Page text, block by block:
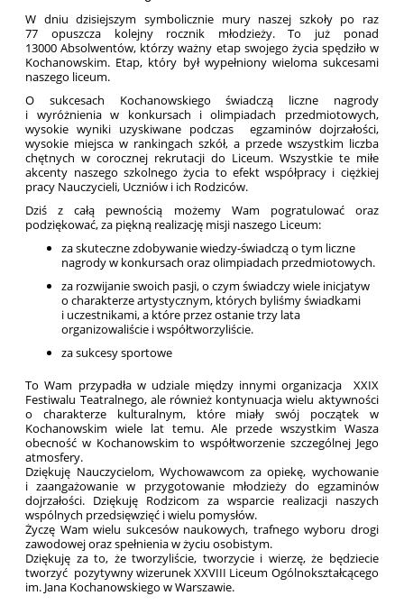
W dniu dzisiejszym symbolicznie mury naszej szkoły po raz
77 opuszcza kolejny rocznik młodzieży. To już ponad
13000 Absolwentów, którzy ważny etap swojego życia spędziło w
Kochanowskim. Etap, który był wypełniony wieloma sukcesami
naszego liceum.
O sukcesach Kochanowskiego świadczą liczne nagrody
i wyróżnienia w konkursach i olimpiadach przedmiotowych,
wysokie wyniki uzyskiwane podczas egzaminów dojrzałości,
wysokie miejsca w rankingach szkół, a przede wszystkim liczba
chętnych w corocznej rekrutacji do Liceum. Wszystkie te miłe
akcenty naszego szkolnego życia to efekt współpracy i ciężkiej
pracy Nauczycieli, Uczniów i ich Rodziców.
Dziś z całą pewnością możemy Wam pogratulować oraz
podziękować, za piękną realizację misji naszego Liceum:
za skuteczne zdobywanie wiedzy-świadczą o tym liczne
nagrody w konkursach oraz olimpiadach przedmiotowych.
za rozwijanie swoich pasji, o czym świadczy wiele inicjatyw
o charakterze artystycznym, których byliśmy świadkami
i uczestnikami, a które przez ostanie trzy lata
organizowaliście i współtworzyliście.
za sukcesy sportowe
To Wam przypadła w udziale między innymi organizacja XXIX
Festiwalu Teatralnego, ale również kontynuacja wielu aktywności
o charakterze kulturalnym, które miały swój początek w
Kochanowskim wiele lat temu. Ale przede wszystkim Wasza
obecność w Kochanowskim to współtworzenie szczególnej Jego
atmosfery.
Dziękuję Nauczycielom, Wychowawcom za opiekę, wychowanie
i zaangażowanie w przygotowanie młodzieży do egzaminów
dojrzałości. Dziękuję Rodzicom za wsparcie realizacji naszych
wspólnych przedsięwzięć i wielu pomysłów.
Życzę Wam wielu sukcesów naukowych, trafnego wyboru drogi
zawodowej oraz spełnienia w życiu osobistym.
Dziękuję za to, że tworzyliście, tworzycie i wierzę, że będziecie
tworzyć pozytywny wizerunek XXVIII Liceum Ogólnokształcącego
im. Jana Kochanowskiego w Warszawie.